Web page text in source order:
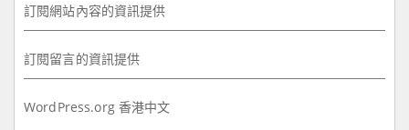
訂閱網站內容的資訊提供
訂閱留言的資訊提供
WordPress.org 香港中文